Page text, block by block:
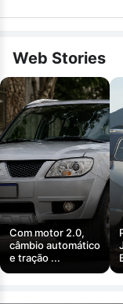
Web Stories
Com motor 2.0,
câmbio automático
e tração ...